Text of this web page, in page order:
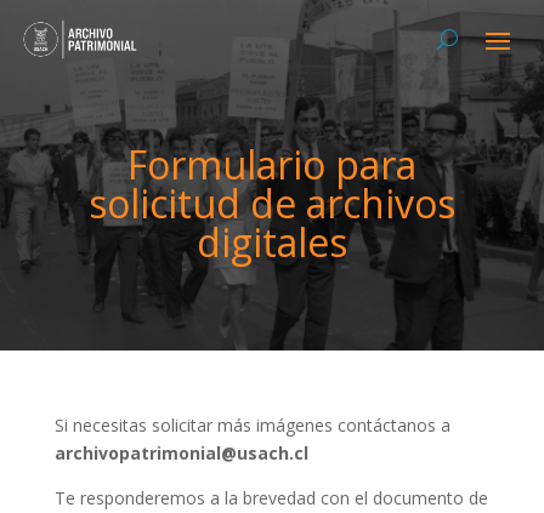
Formulario para
solicitud de archivos
digitales
Si necesitas solicitar más imágenes contáctanos a
archivopatrimonial@usach.cl
Te responderemos a la brevedad con el documento de